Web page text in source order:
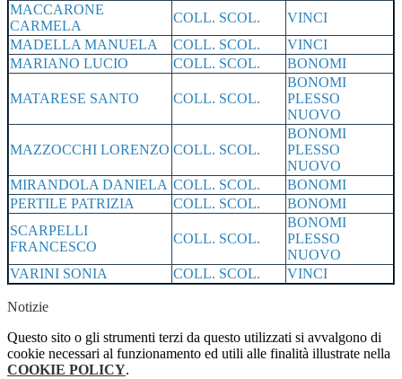
MACCARONE
CARMELA
COLL. SCOL.
VINCI
MADELLA MANUELA
COLL. SCOL.
VINCI
MARIANO LUCIO
COLL. SCOL. BONOMI
MATARESE SANTO COLL. SCOL.
BONOMI
PLESSO
NUOVO
MAZZOCCHI LORENZO COLL. SCOL.
BONOMI
PLESSO
NUOVO
MIRANDOLA DANIELA COLL. SCOL.
BONOMI
PERTILE PATRIZIA
COLL. SCOL.
BONOMI
SCARPELLI
FRANCESCO
COLL. SCOL.
BONOMI
PLESSO
NUOVO
VARINI SONIA
COLL. SCOL. VINCI
Notizie
Questo sito o gli strumenti terzi da questo utilizzati si avvalgono di
cookie necessari al funzionamento ed utili alle finalità illustrate nella
COOKIE POLICY.